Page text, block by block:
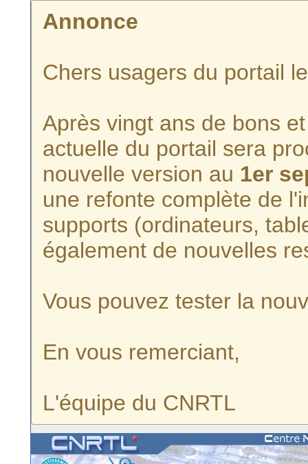
Annonce
Chers usagers du portail
Après vingt ans de bons
actuelle du portail sera
nouvelle version au 1er
une refonte complète de
supports (ordinateurs,
également de nouvelles
Vous pouvez tester la
En vous remerciant,
L'équipe du CNRTL